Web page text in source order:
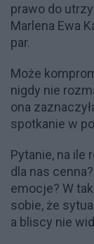
prawo do
Marlena Ewa
par.
Może
nigdy nie
ona
spotkanie w
Pytanie, na ile
dla nas
emocje? W
sobie, że
a bliscy nie